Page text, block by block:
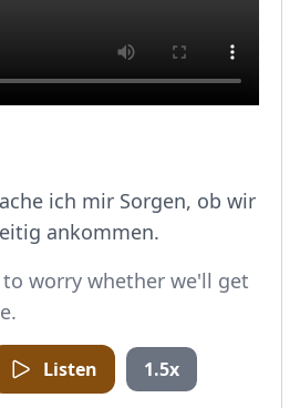
ich mir Sorgen, ob wir
ankommen.
worry whether we'll get
Listen 1.5x